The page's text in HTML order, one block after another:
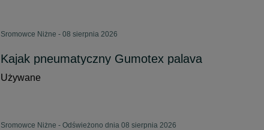
Sromowce Niżne - 08 sierpnia 2026
Kajak pneumatyczny Gumotex palava
Używane
Sromowce Niżne - Odświeżono dnia 08 sierpnia 2026